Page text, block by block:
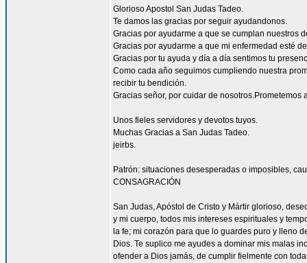
Glorioso Apostol San Judas Tadeo.
Te damos las gracias por seguir ayudandonos.
Gracias por ayudarme a que se cumplan nuestros
Gracias por ayudarme a que mi enfermedad esté
Gracias por tu ayuda y día a día sentimos tu
Como cada año seguimos cumpliendo nuestra
recibir tu bendición.
Gracias señor, por cuidar de
Unos fieles servidores y devotos tuyos.
Muchas Gracias a San Judas Tadeo.
jeirbs.
Patrón: situaciones desesperadas o imposibles,
CONSAGRACIÓN
San Judas, Apóstol de Cristo y Mártir glorioso,
y mi cuerpo, todos mis intereses espirituales y
la fe; mi corazón para que lo guardes puro y lleno
Dios. Te suplico me ayudes a dominar mis malas
ofender a Dios jamás, de cumplir fielmente con